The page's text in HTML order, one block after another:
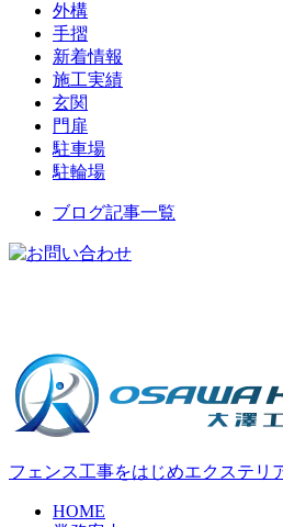
外構
手摺
新着情報
施工実績
玄関
門扉
駐車場
駐輪場
ブログ記事一覧
フェンス工事をはじめエクステリ
HOME